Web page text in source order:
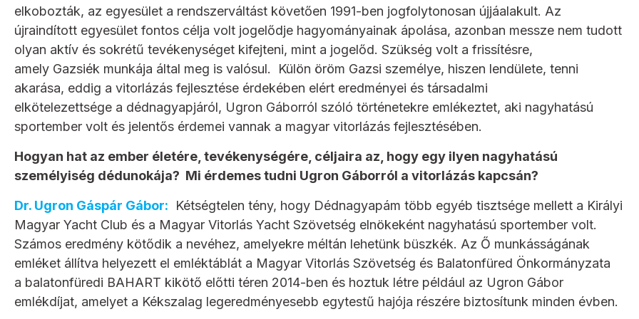
elkobozták, az egyesület a rendszerváltást követően 1991-ben jogfolytonosan újjáalakult. Az
újraindított egyesület fontos célja volt jogelődje hagyományainak ápolása, azonban messze nem tudott
olyan aktív és sokrétű tevékenységet kifejteni, mint a jogelőd. Szükség volt a frissítésre,
amely Gazsiék munkája által meg is valósul. Külön öröm Gazsi személye, hiszen lendülete, tenni
akarása, eddig a vitorlázás fejlesztése érdekében elért eredményei és társadalmi
elkötelezettsége a dédnagyapjáról, Ugron Gáborról szóló történetekre emlékeztet, aki nagyhatású
sportember volt és jelentős érdemei vannak a magyar vitorlázás fejlesztésében.
Hogyan hat az ember életére, tevékenységére, céljaira az, hogy egy ilyen nagyhatású
személyiség dédunokája? Mi érdemes tudni Ugron Gáborról a vitorlázás kapcsán?
Dr. Ugron Gáspár Gábor: Kétségtelen tény, hogy Dédnagyapám több egyéb tisztsége mellett a Királyi
Magyar Yacht Club és a Magyar Vitorlás Yacht Szövetség elnökeként nagyhatású sportember volt.
Számos eredmény kötődik a nevéhez, amelyekre méltán lehetünk büszkék. Az Ő munkásságának
emléket állítva helyezett el emléktáblát a Magyar Vitorlás Szövetség és Balatonfüred Önkormányzata
a balatonfüredi BAHART kikötő előtti téren 2014-ben és hoztuk létre például az Ugron Gábor
emlékdíjat, amelyet a Kékszalag legeredményesebb egytestű hajója részére biztosítunk minden évben.